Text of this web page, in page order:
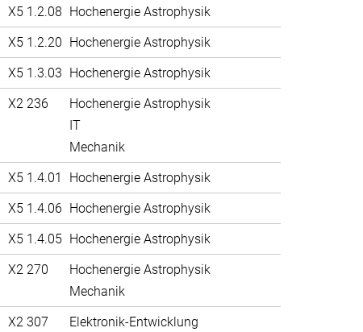
X5 1.2.08 Hochenergie Astrophysik
X5 1.2.20 Hochenergie Astrophysik
X5 1.3.03 Hochenergie Astrophysik
X2 236
Hochenergie Astrophysik
IT
Mechanik
X5 1.4.01
Hochenergie Astrophysik
X5 1.4.06 Hochenergie Astrophysik
X5 1.4.05 Hochenergie Astrophysik
X2 270
Hochenergie Astrophysik
Mechanik
X2 307 Elektronik-Entwicklung